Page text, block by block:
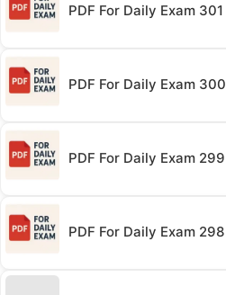
PDF For Daily Exam 301
PDF For Daily Exam 300
PDF For Daily Exam 299
PDF For Daily Exam 298